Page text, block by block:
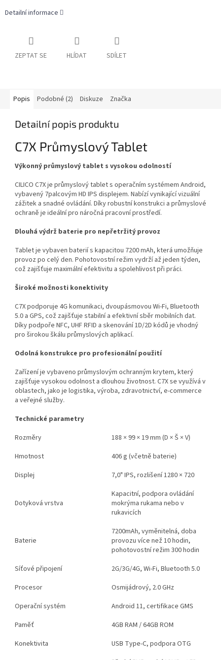
Detailní informace
ZEPTAT SE HLÍDAT SDÍLET
Popis Podobné (2) Diskuze Značka
Detailní popis produktu
C7X Průmyslový Tablet
Výkonný průmyslový tablet s vysokou odolností
CILICO C7X je průmyslový tablet s operačním systémem Android,
vybavený 7palcovým HD IPS displejem. Nabízí vynikající vizuální
zážitek a snadné ovládání. Díky robustní konstrukci a průmyslové
ochraně je ideální pro náročná pracovní prostředí.
Dlouhá výdrž baterie pro nepřetržitý provoz
Tablet je vybaven baterií s kapacitou 7200 mAh, která umožňuje
provoz po celý den. Pohotovostní režim vydrží až jeden týden,
což zajišťuje maximální efektivitu a spolehlivost při práci.
Široké možnosti konektivity
C7X podporuje 4G komunikaci, dvoupásmovou Wi-Fi, Bluetooth
5.0 a GPS, což zajišťuje stabilní a efektivní sběr mobilních dat.
Díky podpoře NFC, UHF RFID a skenování 1D/2D kódů je vhodný
pro širokou škálu průmyslových aplikací.
Odolná konstrukce pro profesionální použití
Zařízení je vybaveno průmyslovým ochranným krytem, který
zajišťuje vysokou odolnost a dlouhou životnost. C7X se využívá v
oblastech, jako je logistika, výroba, zdravotnictví, e-commerce
a veřejné služby.
Technické parametry
Rozměry
188 × 99 × 19 mm (D × Š × V)
Hmotnost
406 g (včetně baterie)
Displej
7,0" IPS, rozlišení 1280 × 720
Dotyková vrstva
Kapacitní, podpora ovládání
mokrýma rukama nebo v
rukavicích
Baterie
7200mAh, vyměnitelná, doba
provozu více než 10 hodin,
pohotovostní režim 300 hodin
Síťové připojení
2G/3G/4G, Wi-Fi, Bluetooth 5.0
Procesor
Osmijádrový, 2.0 GHz
Operační systém
Android 11, certifikace GMS
Paměť
4GB RAM / 64GB ROM
Konektivita
USB Type-C, podpora OTG